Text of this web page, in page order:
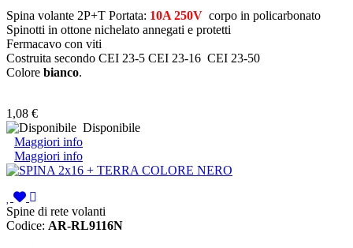
Spina volante 2P+T Portata: 10A 250V corpo in policarbonato
Spinotti in ottone nichelato annegati e protetti
Fermacavo con viti
Costruita secondo CEI 23-5 CEI 23-16 CEI 23-50
Colore bianco.
1,08 €
Disponibile
Maggiori info
Maggiori info
Spine di rete volanti
Codice: AR-RL9116N